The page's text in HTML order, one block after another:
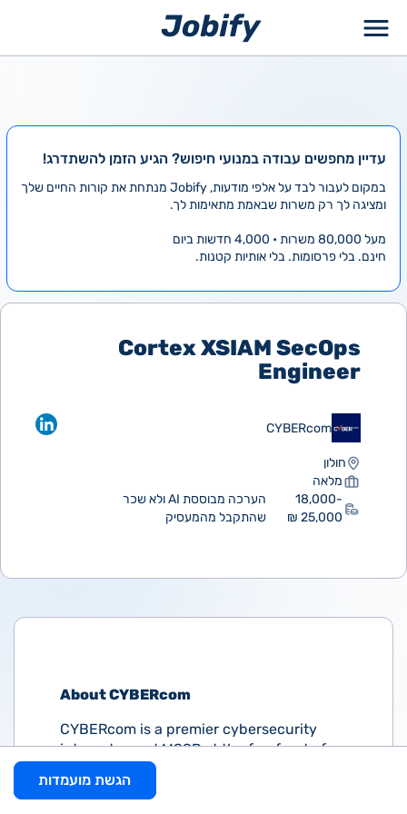
עדיין מחפשים עבודה במנועי חיפוש? הגיע הזמן להשתדרג!
במקום לעבור לבד על אלפי מודעות, Jobify מנתחת את קורות החיים שלך
ומציגה לך רק משרות שבאמת מתאימות לך.
מעל 80,000 משרות • 4,000 חדשות ביום
חינם. בלי פרסומות. בלי אותיות קטנות.
Cortex XSIAM SecOps
Engineer
CYBERcom
חולון
מלאה
18,000-
25,000 ₪
הערכה מבוססת AI ולא שכר
שהתקבל מהמעסיק
About CYBERcom
CYBERcom is a premier cybersecurity
integrator and MSSP at the forefront of
the Israeli tech ecosystem. We specialize
in protecting high value, mission critical
הגשת מועמדות